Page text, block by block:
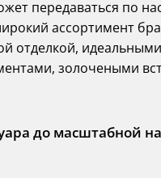
передаваться по
ассортимент
отделкой,
золочеными
до масштабной